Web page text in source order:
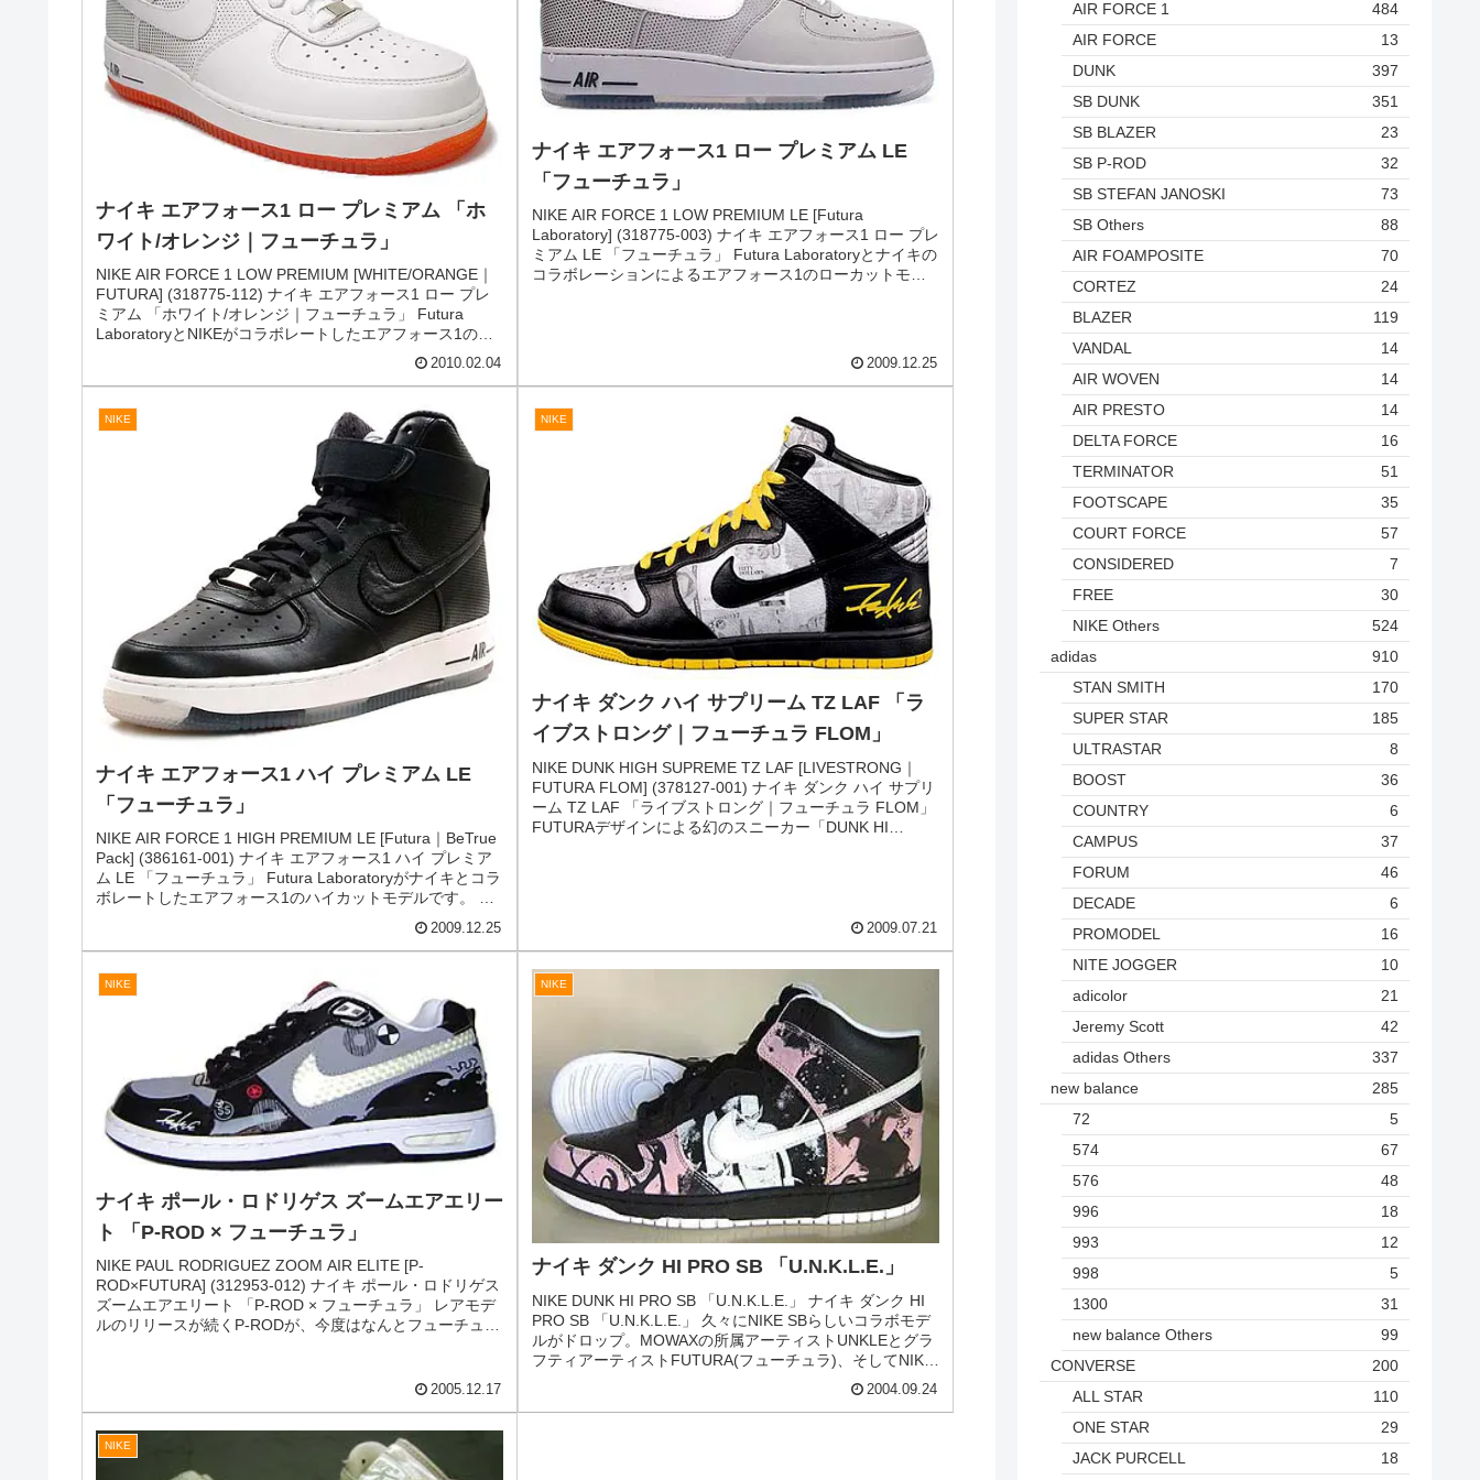
ナイキ エアフォース１ ロー プレミアム 08
LE 「シルバー｜フューチュラ」
NIKE AIR FORCE 1 LOW PREMIUM 08 LE [MTLLC
SILVER/WHITE-WCKD PRPL｜FUTURA] (318775-005) ナ
イキ エアフォース１ ロー プレミアム 08 LE 「シルバー｜
フューチュラ」 「Futura Laboratory」がデザインする
「Be True」コレクションから、新色のシルバーです。 ア
2010.04.03
NIKE AIR FORCE 1 LOW PREMIUM [BLACK｜FUTURA]
(318775-004) ナイキ エアフォース1 ロー プレミアム 「ブ
ラック｜フューチュラ」 Futura Laboratory 別注によるエ
アフォース1、そのブラックバージョンです。 ピンドット
のパンチングレザーを使い、陰影のグラデーションを演
ーもクール...
NIKE
ナイキ エアフォース1 ロー プレミアム 「ホ
ワイト/オレンジ｜フューチュラ」
NIKE AIR FORCE 1 LOW PREMIUM [WHITE/ORANGE｜
FUTURA] (318775-112) ナイキ エアフォース1 ロー プレ
ミアム 「ホワイト/オレンジ｜フューチュラ」 Futura
LaboratoryとNIKEがコラボレートしたエアフォース1の新
色です。 パンチングアッパーを大胆にあしらったホワイト
のボディと、フレッシュなオレンジのアウトソールがベス
トマッ...
2010.02.04
NIKE
ナイキ エアフォース1 ロー プレミアム LE
NIKE AIR FORCE 1 LOW PREMIUM LE [Futura
ミアム LE 「フューチュラ」 Futura Laboratoryとナイキの
コラボレーションによるエアフォース1のローカットモデ
ルです。 グレーベースのアッパーは、スムースレザーとパ
ンチングレザーのコンビネーション。そこにホワイトの
2009.12.25
ナイキ エアフォース1 ハイ プレミアム LE
「フューチュラ」
NIKE AIR FORCE 1 HIGH PREMIUM LE [Futura｜BeTrue
ム LE 「フューチュラ」 Futura Laboratoryがナイキとコラ
ボレートしたエアフォース1のハイカットモデルです。 ヤ
ンキースをモチーフにしたベースボールのキャラクターを
FUTURAが描き下ろし、そのグラフィックをス...
NIKE
ナイキ ダンク ハイ サプリーム TZ LAF 「ラ
イブストロング｜フューチュラ FLOM」
NIKE DUNK HIGH SUPREME TZ LAF [LIVESTRONG｜
FUTURA FLOM] (378127-001) ナイキ ダンク ハイ サプリ
ーム TZ LAF 「ライブストロング｜フューチュラ FLOM」
FUTURAデザインによる幻のスニーカー「DUNK HI
FLOM(FOR LOVE OR MONEY)」が、奇跡の復刻。しか
も、ナイキとランス・アームストロングによる癌...
NIKE NIKE
AIR FORCE 1
484
AIR FORCE
13
DUNK
397
SB DUNK
351
SB BLAZER
23
SB P-ROD
32
SB STEFAN JANOSKI
73
SB Others
88
AIR FOAMPOSITE
70
CORTEZ
24
BLAZER
119
VANDAL
14
AIR WOVEN
14
AIR PRESTO
14
DELTA FORCE
16
TERMINATOR
51
FOOTSCAPE
35
COURT FORCE
57
CONSIDERED
7
FREE
30
NIKE Others
524
adidas
910
STAN SMITH
170
SUPER STAR
185
ULTRASTAR
8
BOOST
36
COUNTRY
6
CAMPUS
37
FORUM
46
DECADE
6
PROMODEL
16
NITE JOGGER
10
adicolor
21
Jeremy Scott
42
adidas Others
337
new balance
285
72
5
574
67
576
48
996
18
993
12
998
5
1300
31
new balance Others
99
CONVERSE
200
ALL STAR
110
ONE STAR
29
JACK PURCELL
18